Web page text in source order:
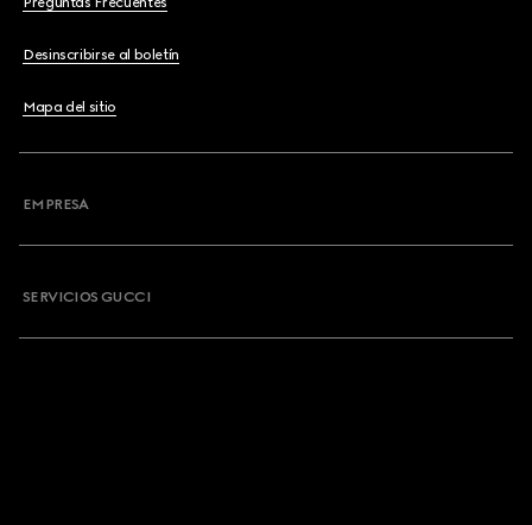
Desinscribirse al boletín
Mapa del sitio
EMPRESA
SERVICIOS GUCCI